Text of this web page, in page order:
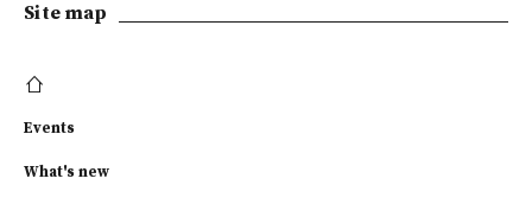
Site map
Events
What's new